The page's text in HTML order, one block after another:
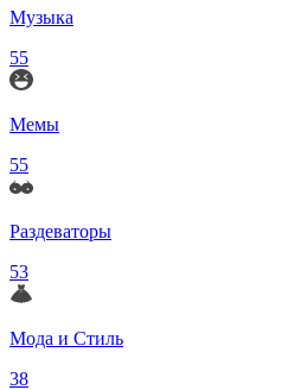
Музыка
55
Мемы
55
Раздеваторы
53
Мода и Стиль
38